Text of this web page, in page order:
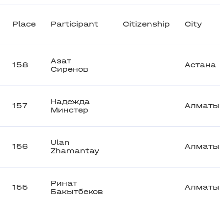
Place Participant Citizenship City
158
Азат
Сиренов
Астана
157
Надежда
Минстер
Алматы
156
Ulan
Zhamantay
Алматы
155
Ринат
Бакытбеков
Алматы